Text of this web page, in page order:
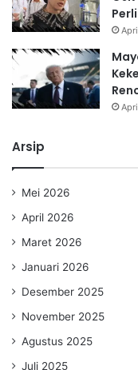
Arsip
Mei 2026
April 2026
Maret 2026
Januari 2026
Desember 2025
November 2025
Agustus 2025
Juli 2025